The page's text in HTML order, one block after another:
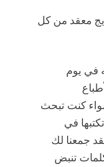
معقد من كل
في يوم
كنت تبحث
في
جمعنا لك
تنبض